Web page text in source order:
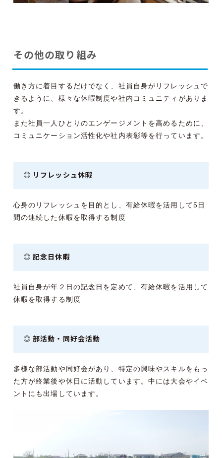
その他の取り組み
働き方に着目するだけでなく、社員自身がリフレッシュで
きるように、様々な休暇制度や社内コミュニティがありま
す。
また社員一人ひとりのエンゲージメントを高めるために、
コミュニケーション活性化や社内表彰等を行っています。
◎ リフレッシュ休暇
心身のリフレッシュを目的とし、有給休暇を活用して5日
間の連続した休暇を取得する制度
◎ 記念日休暇
社員自身が年２日の記念日を定めて、有給休暇を活用して
休暇を取得する制度
◎ 部活動・同好会活動
多様な部活動や同好会があり、特定の興味やスキルをもっ
た方が終業後や休日に活動しています。中には大会やイベ
ントにも出場しています。